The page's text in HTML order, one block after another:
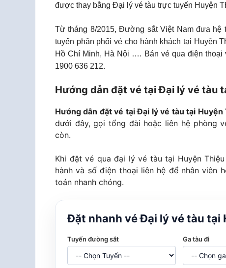
được thay bằng Đại lý vé tàu trực tuyến Huyện
Từ tháng 8/2015, Đường sắt Việt Nam đưa hệ
tuyến phân phối vé cho hành khách tại Huyện
Hồ Chí Minh, Hà Nội …. Bán vé qua điện thoại
1900 636 212.
Hướng dẫn đặt vé tại Đại lý vé tàu
Hướng dẫn đặt vé tại Đại lý vé tàu tại Huyện
dưới đây, gọi tổng đài hoặc liên hệ phòng
còn.
Khi đặt vé qua đại lý vé tàu tại Huyện
hành và số điện thoại liên hệ để nhân
toán nhanh chóng.
Đặt nhanh vé Đại lý vé tàu tại
Tuyến đường sắt Ga tàu đi